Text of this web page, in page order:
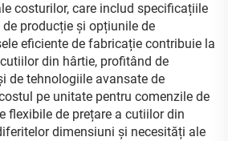
costurilor, care includ specificațiile
producție și opțiunile de
eficiente de fabricație contribuie la
din hârtie, profitând de
de tehnologiile avansate de
pe unitate pentru comenzile de
flexibile de prețare a cutiilor din
dimensiuni și necesități ale